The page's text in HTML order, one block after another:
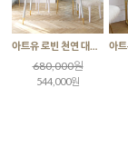
아트유 로빈 천연 대리석 직사각 식탁 테이블
680,000원
544,000원